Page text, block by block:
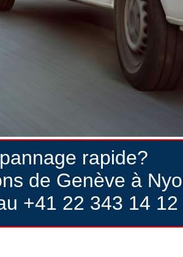
rapide?
de Genève à
+41 22 343 14 12